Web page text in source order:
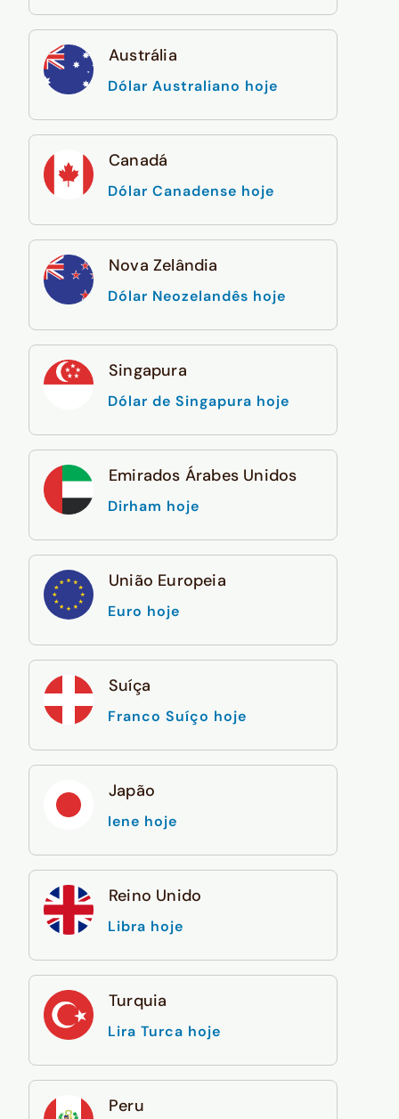
Austrália
Dólar Australiano hoje
Canadá
Dólar Canadense hoje
Nova Zelândia
Dólar Neozelandês hoje
Singapura
Dólar de Singapura hoje
Emirados Árabes Unidos
Dirham hoje
União Europeia
Euro hoje
Suíça
Franco Suíço hoje
Japão
Iene hoje
Reino Unido
Libra hoje
Turquia
Lira Turca hoje
Peru